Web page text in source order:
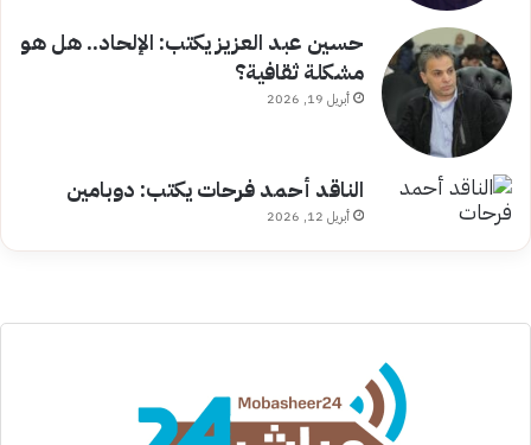
حسين عبد العزيز يكتب: الإلحاد.. هل هو
مشكلة ثقافية؟
أبريل 19, 2026
الناقد أحمد فرحات يكتب: دوبامين
أبريل 12, 2026